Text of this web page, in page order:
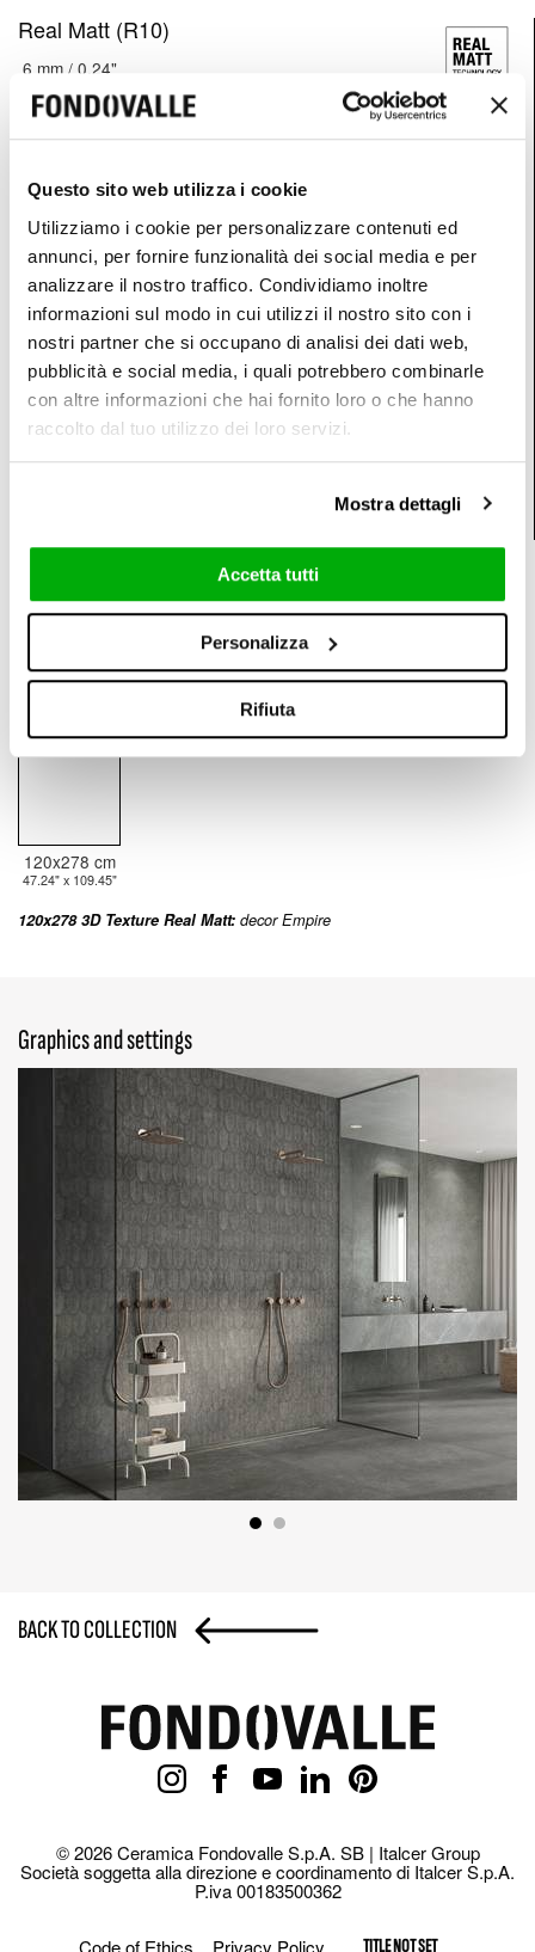
Questo sito web utilizza i cookie
Utilizziamo i cookie per personalizzare contenuti ed
annunci, per fornire funzionalità dei social media e per
analizzare il nostro traffico. Condividiamo inoltre
informazioni sul modo in cui utilizzi il nostro sito con i
nostri partner che si occupano di analisi dei dati web,
pubblicità e social media, i quali potrebbero combinarle
con altre informazioni che hai fornito loro o che hanno
raccolto dal tuo utilizzo dei loro servizi.
Mostra dettagli
Accetta tutti
Personalizza
Rifiuta
Real Matt (R10)
6 mm / 0.24"
120x278 cm
47.24" x 109.45"
6 mm / 0.24"
120x120 cm
8,5 mm / 0.33"
80x80 cm
31.50" x 31.50"
8,5 mm / 0.33"
3D Texture Real Matt (R10)
120x278 cm
47.24" x 109.45"
120x278 3D Texture Real Matt: decor Empire
Graphics and settings
BACK TO COLLECTION
© 2026 Ceramica Fondovalle S.p.A. SB | Italcer Group
Società soggetta alla direzione e coordinamento di Italcer S.p.A.
P.iva 00183500362
TITLE NOT SET